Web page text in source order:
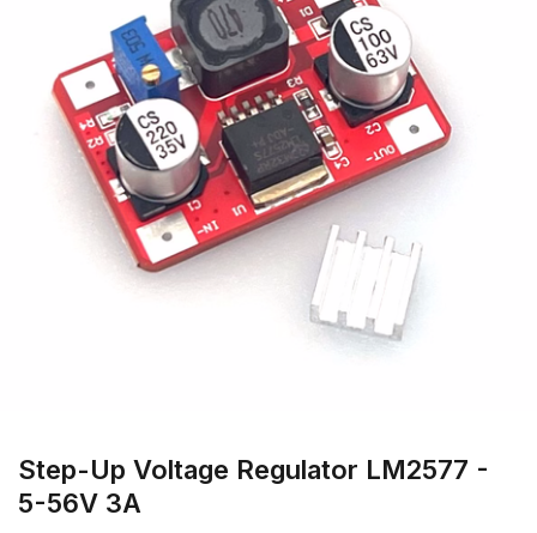
Step-Up Voltage Regulator LM2577 -
5-56V 3A